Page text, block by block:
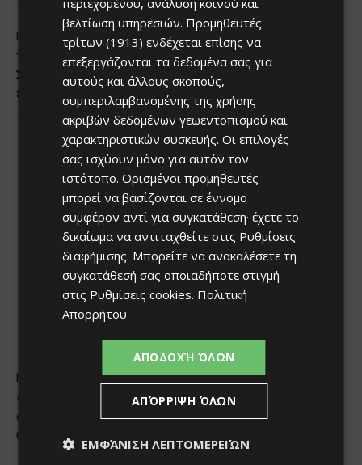
περιεχομένου, ανάλυση κοινού και
βελτίωση υπηρεσιών. Προμηθευτές
τρίτων (1913) ενδέχεται επίσης να
επεξεργάζονται τα δεδομένα σας για
αυτούς και άλλους σκοπούς,
συμπεριλαμβανομένης της χρήσης
ακριβών δεδομένων γεωεντοπισμού και
χαρακτηριστικών συσκευής. Οι επιλογές
σας ισχύουν μόνο για αυτόν τον
ιστότοπο. Ορισμένοι προμηθευτές
μπορεί να βασίζονται σε έννομο
συμφέρον αντί για συγκατάθεση· έχετε το
δικαίωμα να αντιταχθείτε στις Ρυθμίσεις
διαφήμισης. Μπορείτε να ανακαλέσετε τη
συγκατάθεσή σας οποιαδήποτε στιγμή
στις Ρυθμίσεις cookies. Πολιτική
Απορρήτου
ΑΠΟΔΟΧΉ ΌΛΩΝ
ΑΠΌΡΡΙΨΗ ΌΛΩΝ
ΕΜΦΆΝΙΣΗ ΛΕΠΤΟΜΕΡΕΙΏΝ